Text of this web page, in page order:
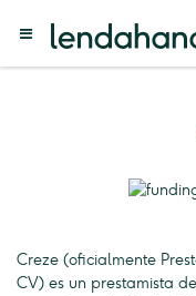
Creze (oficialmente
CV) es un prestamista